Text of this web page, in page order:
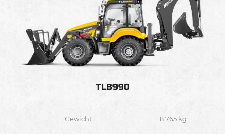
TLB990
Gewicht 8.765 kg